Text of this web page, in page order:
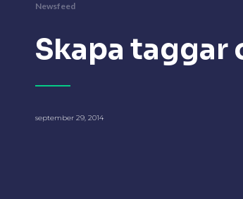
Newsfeed
Skapa
september 29, 2014